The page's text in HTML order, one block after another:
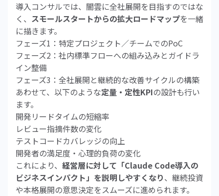
導入コンサルでは、闇雲に全社展開を目指すのではな
く、 スモールスタートからの拡大ロードマップを一緒
に描きます。
フェーズ1：特定プロジェクト／チームでのPoC
フェーズ2：社内標準フローへの組み込みとガイドラ
イン整備
フェーズ3：全社展開と継続的な改善サイクルの構築
あわせて、以下のような定量・定性KPIの設計も行い
ます。
開発リードタイムの短縮率
レビュー指摘件数の変化
テストコードカバレッジの向上
開発者の満足度・心理的負荷の変化
これにより、 経営層に対して「Claude Code導入の
ビジネスインパクト」を説明しやすくなり、継続投資
や本格展開の意思決定をスムーズに進められます。